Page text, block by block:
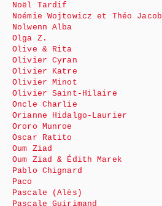
Noël Tardif
Noémie Wojtowicz et Théo Jacob
Nolwenn Alba
Olga Z.
Olive & Rita
Olivier Cyran
Olivier Katre
Olivier Minot
Olivier Saint-Hilaire
Oncle Charlie
Orianne Hidalgo-Laurier
Ororo Munroe
Oscar Ratito
Oum Ziad
Oum Ziad & Édith Marek
Pablo Chignard
Paco
Pascale (Alès)
Pascale Guirimand